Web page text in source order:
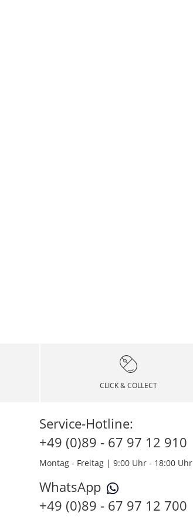
CLICK & COLLECT
Service-Hotline:
+49 (0)89 - 67 97 12 910
Montag - Freitag | 9:00 Uhr - 18:00 Uhr
WhatsApp
+49 (0)89 - 67 97 12 700